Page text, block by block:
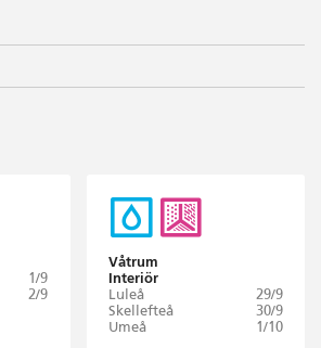
1/9
2/9
Våtrum
Interiör
Luleå
29/9
Skellefteå
30/9
Umeå
1/10